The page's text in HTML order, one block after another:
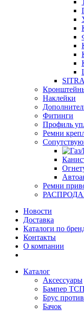
Наклейки
Фитинги
Профиль
Ремни
Ремни
Новости
Доставка
Каталоги по
Контакты
О компании
Каталог
Аксессуары
Бампер
Брус
Бачок